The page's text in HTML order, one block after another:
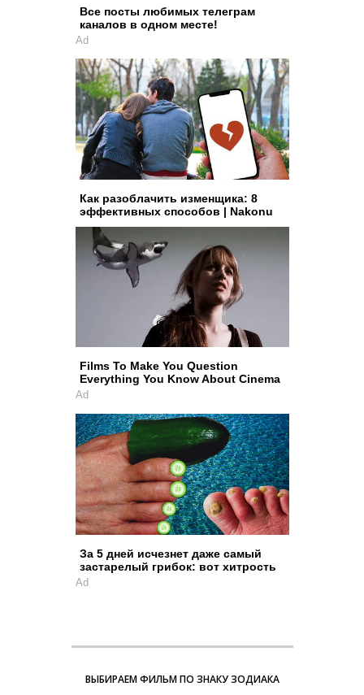
Все посты любимых телеграм
каналов в одном месте!
Ad
Как разоблачить изменщика: 8
эффективных способов | Nakonu
Films To Make You Question
Everything You Know About Cinema
Ad
За 5 дней исчезнет даже самый
застарелый грибок: вот хитрость
Ad
ВЫБИРАЕМ ФИЛЬМ ПО ЗНАКУ ЗОДИАКА